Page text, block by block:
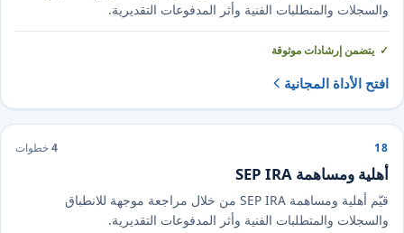
والسجلات والمتطلبات الفنية وأثر المدفوعات التقديرية.
يتضمن إرشادات موثوقة
افتح الأداة المجانية
18
4خطوات
أهلية ومساهمة SEP IRA
قيّم أهلية ومساهمة SEP IRA من خلال مراجعة موجهة للانطباق
والسجلات والمتطلبات الفنية وأثر المدفوعات التقديرية.